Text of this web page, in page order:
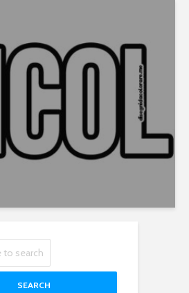
SEARCH